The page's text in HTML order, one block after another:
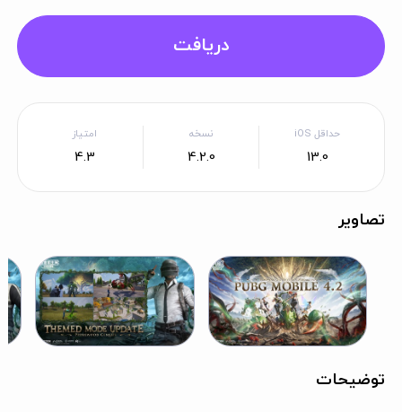
دریافت
حداقل iOS
13.0
نسخه
4.2.0
امتیاز
4.3
تصاویر
توضیحات